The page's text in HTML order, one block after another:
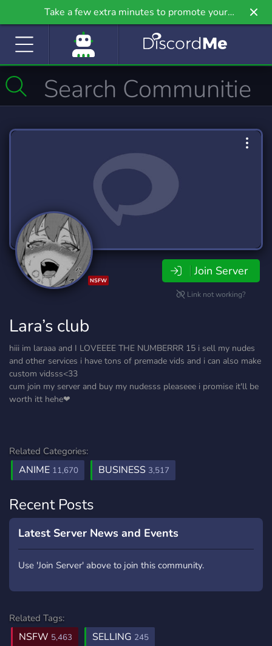
Take a few extra minutes to promote your
community even further on Griv.io, our newest
NSFW
Join Server
Link not working?
Lara’s club
hiii im laraaa and I LOVEEEE THE NUMBERRR 15 i sell my nudes
and other services i have tons of premade vids and i can also make
custom vidsss<33
cum join my server and buy my nudesss pleaseee i promise it'll be
worth itt hehe❤
Related Categories:
ANIME 11,670 BUSINESS 3,517
Recent Posts
Latest Server News and Events
Use 'Join Server' above to join this community.
Related Tags:
NSFW 5,463 SELLING 245